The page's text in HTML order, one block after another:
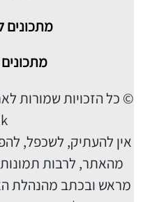
מתכונים
© כל הזכויות שמורות
אין להעתיק, לשכפל,
מהאתר, לרבות
מראש ובכתב מהנהלת